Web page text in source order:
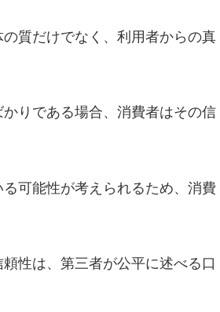
質だけでなく、利用者からの真
りである場合、消費者はその信
可能性が考えられるため、消費
性は、第三者が公平に述べる口